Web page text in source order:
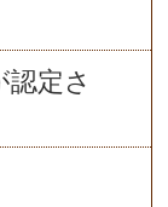
認定さ